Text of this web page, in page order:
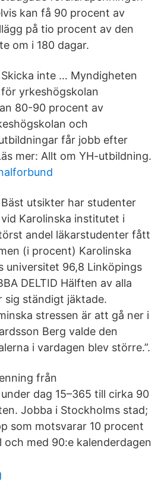
kan få 90 procent av
på tio procent av den
om i 180 dagar.
Skicka inte … Myndigheten
för yrkeshögskolan
80-90 procent av
och
får jobb efter
mer: Allt om YH-utbildning.
Bäst utsikter har studenter
vid Karolinska institutet i
andel läkarstudenter fått
(i procent) Karolinska
universitet 96,8 Linköpings
DELTID Hälften av alla
sig ständigt jäktade.
stressen är att gå ner i
Berg valde den
i vardagen blev större.”.
från
dag 15–365 till cirka 90
Jobba i Stockholms stad;
som motsvarar 10 procent
med 90:e kalenderdagen